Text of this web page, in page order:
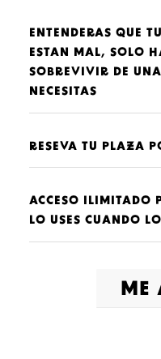
ENTENDERAS QUE
ESTAN MAL, SOLO
SOBREVIVIR DE
NECESITAS
RESEVA TU PLAZA
ACCESO ILIMITADO
LO USES CUANDO
ME